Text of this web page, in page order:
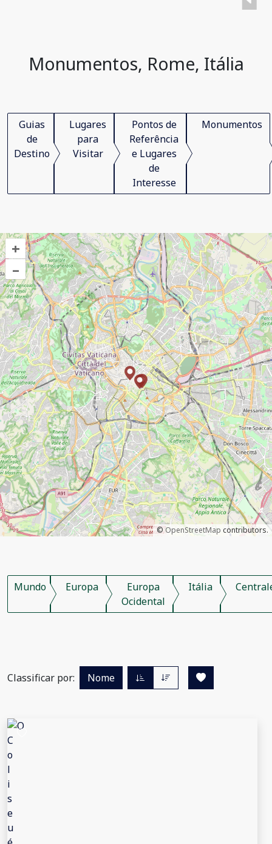
Monumentos, Rome, Itália
Guias
de
Destino
Lugares
para
Visitar
Pontos de
Referência
e Lugares
de
Interesse
Monumentos
+
–
©OpenStreetMap contributors.
Mundo Europa
Europa
Ocidental
Itália
Classificar por: Nome